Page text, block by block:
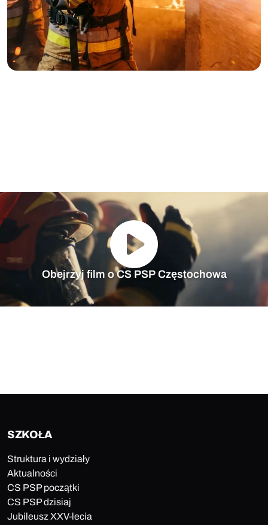
Obejrzyj film o CS PSP Częstochowa
SZKOŁA
Struktura i wydziały
Aktualności
CS PSP początki
CS PSP dzisiaj
Jubileusz XXV-lecia